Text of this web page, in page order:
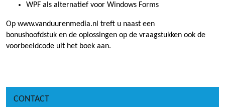
WPF als alternatief voor Windows Forms
Op www.vanduurenmedia.nl treft u naast een
bonushoofdstuk en de oplossingen op de vraagstukken ook de
voorbeeldcode uit het boek aan.
CONTACT